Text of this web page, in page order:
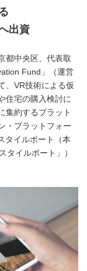
出資
都中央区、代表取
Fund」（運営
、VR技術による仮
住宅の購入検討に
集約するプラット
・プラットフォー
タイルポート（本
タイルポート」）